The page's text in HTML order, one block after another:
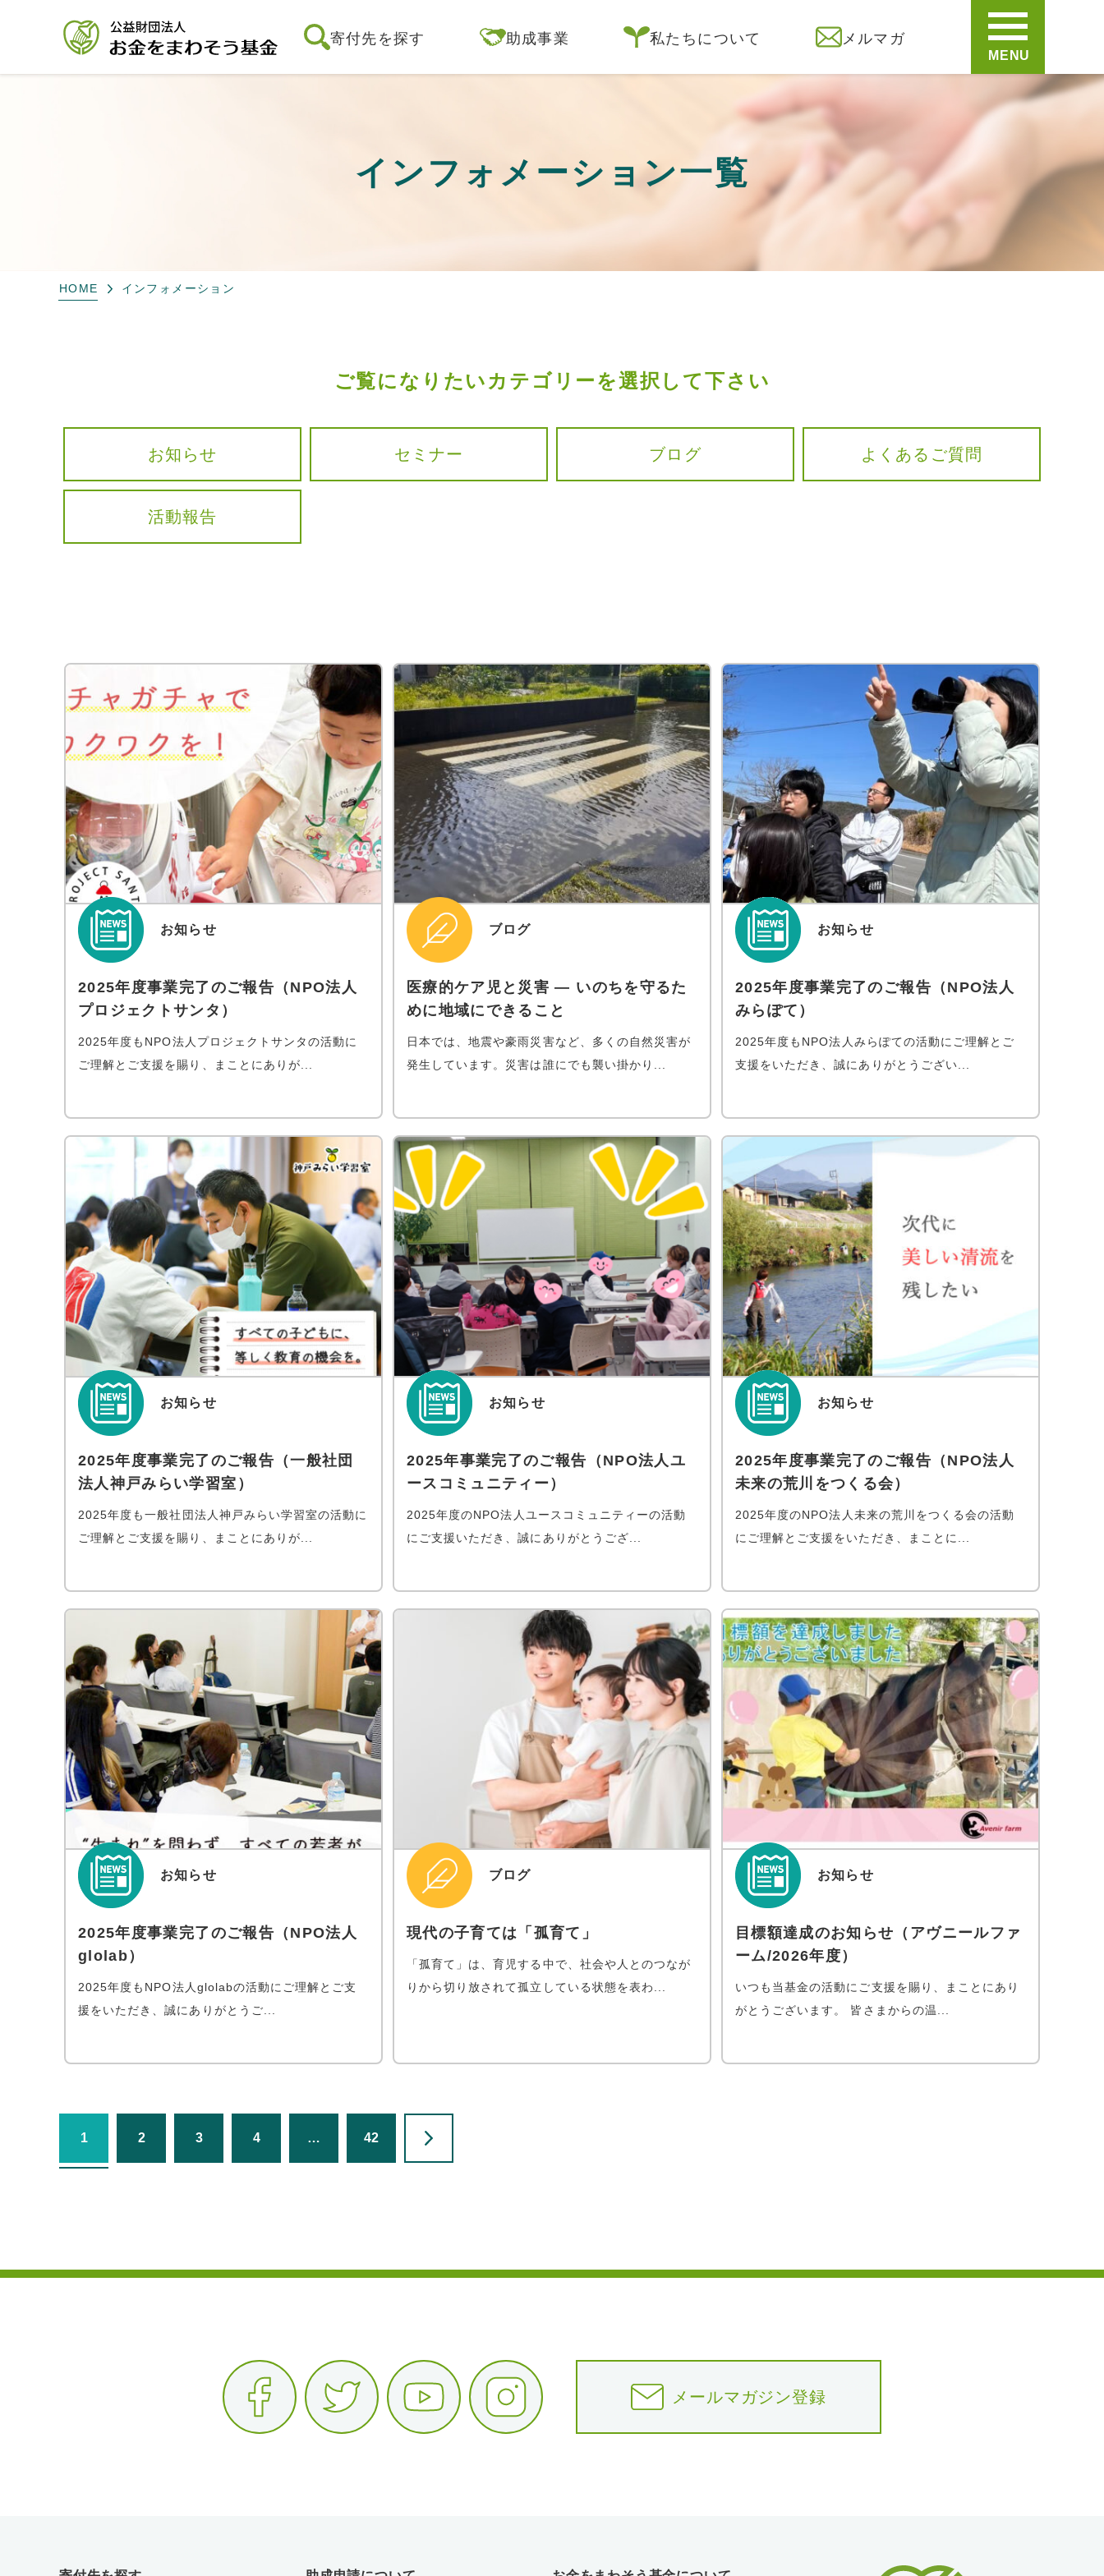
寄付先を探す 助成事業 私たちについて メルマガ
MENU
インフォメーション一覧
HOME インフォメーション
ご覧になりたいカテゴリーを選択して下さい
お知らせ セミナー ブログ よくあるご質問
活動報告
お知らせ
2025年度事業完了のご報告（NPO法人
プロジェクトサンタ）
2025年度もNPO法人プロジェクトサンタの活動に
ご理解とご支援を賜り、まことにありが...
ブログ
医療的ケア児と災害 ― いのちを守るた
めに地域にできること
日本では、地震や豪雨災害など、多くの自然災害が
発生しています。災害は誰にでも襲い掛かり...
お知らせ
2025年度事業完了のご報告（NPO法人
みらぽて）
2025年度もNPO法人みらぽての活動にご理解とご
支援をいただき、誠にありがとうござい...
お知らせ
2025年度事業完了のご報告（一般社団
法人神戸みらい学習室）
2025年度も一般社団法人神戸みらい学習室の活動に
ご理解とご支援を賜り、まことにありが...
お知らせ
2025年事業完了のご報告（NPO法人ユ
ースコミュニティー）
2025年度のNPO法人ユースコミュニティーの活動
にご支援いただき、誠にありがとうござ...
お知らせ
2025年度事業完了のご報告（NPO法人
未来の荒川をつくる会）
2025年度のNPO法人未来の荒川をつくる会の活動
にご理解とご支援をいただき、まことに...
お知らせ
2025年度事業完了のご報告（NPO法人
glolab）
2025年度もNPO法人glolabの活動にご理解とご支
援をいただき、誠にありがとうご...
ブログ
現代の子育ては「孤育て」
「孤育て」は、育児する中で、社会や人とのつなが
りから切り放されて孤立している状態を表わ...
お知らせ
目標額達成のお知らせ（アヴニールファ
ーム/2026年度）
いつも当基金の活動にご支援を賜り、まことにあり
がとうございます。 皆さまからの温...
1 2 3 4 … 42
メールマガジン登録